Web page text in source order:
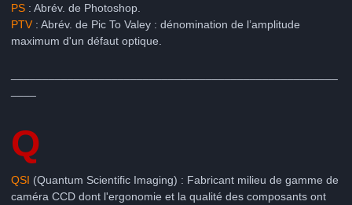
PS : Abrév. de Photoshop.
PTV : Abrév. de Pic To Valey : dénomination de l’amplitude
maximum d'un défaut optique.
Q
QSI (Quantum Scientific Imaging) : Fabricant milieu de gamme de
caméra CCD dont l'ergonomie et la qualité des composants ont